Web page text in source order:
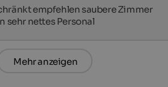
empfehlen saubere Zimmer
sehr nettes Personal
Mehr anzeigen